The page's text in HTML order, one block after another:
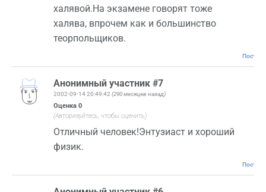
халявой.На экзамене говорят тоже
халява, впрочем как и большинство
теорпольщиков.
Анонимный участник #7
2002-09-14 20:49:42 (290 месяцев назад)
Оценка 0
(Авторизуйтесь, чтобы оценить)
Отличный человек!Энтузиаст и хороший
физик.